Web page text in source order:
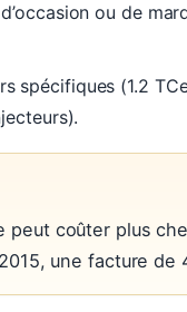
ou de
spécifiques (1.2
peut coûter plus
une facture